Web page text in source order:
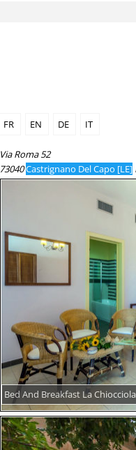
FR EN DE IT
Via Roma 52
73040Castrignano Del Capo [LE]
Bed And Breakfast La